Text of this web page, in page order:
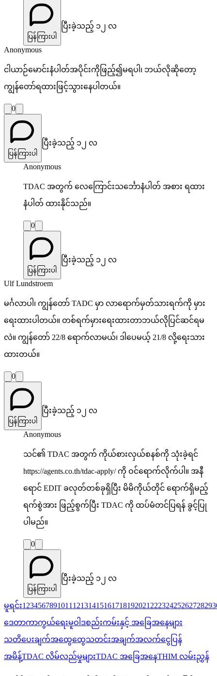
ပြန်ကြားပါ
ပြီးခဲ့သည့် ၁၂ လ
Anonymous
ငါယာဉ်မောင်းနံပါတ်အပိုင်းကိုဖြည့်၍မရပါ၊ ဘယ်လိုဆိုတော့
ကျွန်တော်ရထားဖြင့်သွားနေပါတယ်။
0
ပြန်ကြားပါ
ပြီးခဲ့သည့် ၁၂ လ
Anonymous
TDAC အတွက် လေကြောင်းသင်္ဘောနံပါတ် အစား ရထား
နံပါတ် ထားနိုင်သည်။
0
ပြန်ကြားပါ
ပြီးခဲ့သည့် ၁၂ လ
Ulf Lundstroem
မင်္ဂလာပါ၊ ကျွန်တော် TADC မှာ လာရောက်မှတ်သားရက်ကို မှား
ရေးထားပါတယ်။ တစ်ရက်မှားရေးထားတာဘယ်လိုပြင်ဆင်ရမ
လဲ။ ကျွန်တော် 22/8 ရောက်လာမယ်၊ ဒါပေမယ့် 21/8 လို့ရေးသား
ထားတယ်။
0
ပြန်ကြားပါ
ပြီးခဲ့သည့် ၁၂ လ
Anonymous
သင်၏ TDAC အတွက် ကိုယ်စားလှယ်စနစ်ကို သုံးခဲ့ရင်
https://agents.co.th/tdac-apply/ ကို ဝင်ရောက်လိုက်ပါ။ အနီ
ရောင် EDIT ခလုတ်တစ်ခုရှိပြီး မိမိကိုယ်တိုင် ရောက်ရှိမည့်
ရက်စွဲအား ဖြည့်စွက်ပြီး TDAC ကို ထပ်မံတင်ပြရန် ခွင့်ပြု
ပါမည်။
0
ပြန်ကြားပါ
ပြီးခဲ့သည့် ၁၂ လ
မူရင်း1 234567891011 12131415161718192021 2223242526272829
ဒေတာကာကွယ်ရေးမူဝါဒစည်းကမ်းနှင့် အခြေအနေများ
သတိပေးချက်အထွေထွေသတင်းအချက်အလက်ငွေပြန်
အမိန့်TDAC လိမ်လည်မှုများTDAC အခြေအနေTHIM လမ်းညွှန်